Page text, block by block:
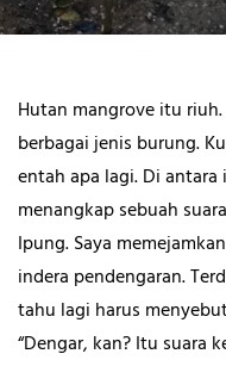
Hutan mangrove itu
berbagai jenis burung.
entah apa lagi. Di
menangkap sebuah
Ipung. Saya
indera pendengaran.
tahu lagi harus
“Dengar, kan? Itu suara